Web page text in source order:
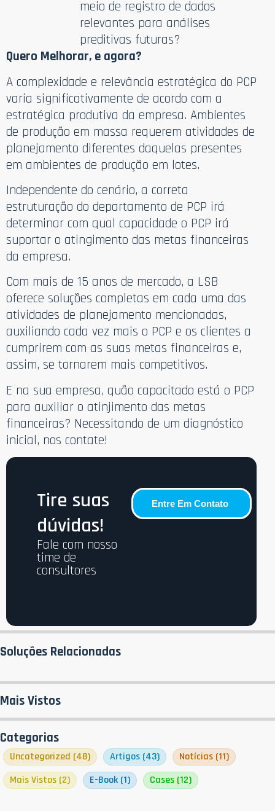
meio de registro de dados
relevantes para análises
preditivas futuras?
Quero Melhorar, e agora?
A complexidade e relevância estratégica do PCP
varia significativamente de acordo com a
estratégica produtiva da empresa. Ambientes
de produção em massa requerem atividades de
planejamento diferentes daquelas presentes
em ambientes de produção em lotes.
Independente do cenário, a correta
estruturação do departamento de PCP irá
determinar com qual capacidade o PCP irá
suportar o atingimento das metas financeiras
da empresa.
Com mais de 15 anos de mercado, a LSB
oferece soluções completas em cada uma das
atividades de planejamento mencionadas,
auxiliando cada vez mais o PCP e os clientes a
cumprirem com as suas metas financeiras e,
assim, se tornarem mais competitivos.
E na sua empresa, quão capacitado está o PCP
para auxiliar o atinjimento das metas
financeiras? Necessitando de um diagnóstico
inicial, nos contate!
Tire suas
dúvidas!
Fale com nosso
time de
consultores
Entre Em Contato
Soluções Relacionadas
Mais Vistos
Categorias
Uncategorized (48) Artigos (43) Notícias (11)
Mais Vistos (2) E-Book (1) Cases (12)